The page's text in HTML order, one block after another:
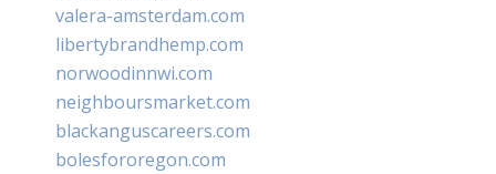
valera-amsterdam.com
libertybrandhemp.com
norwoodinnwi.com
neighboursmarket.com
blackanguscareers.com
bolesfororegon.com